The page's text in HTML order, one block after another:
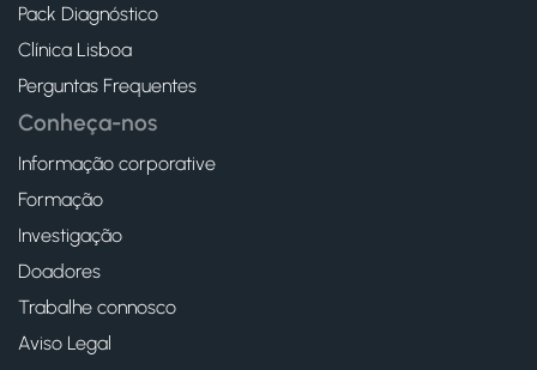
Pack Diagnóstico
Clínica Lisboa
Perguntas Frequentes
Conheça-nos
Informação corporative
Formação
Investigação
Doadores
Trabalhe connosco
Aviso Legal